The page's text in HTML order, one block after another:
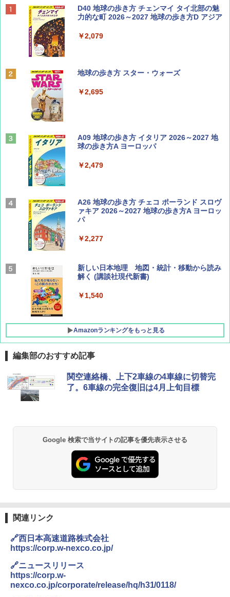
BE-PAL(ビ-パル) 2026年 9 月号【特別付録:
SOTO ミニマル"旅"財布 ランダム2種】
￥1,500
ディズニーファン ２０２６年 ９月号 [雑
山と溪谷 2026年8月号「南アルプス大全」
Coyote No.89 特集 星野道夫 夢見る旅
￥1,540
AIRLINE（エアライン）2026年9月号【特
集】ボーイング110周年を祝して！
￥1,760
D40 地球の歩き方 チェンマイ タイ北部の魅
力的な町 2026～2027 地球の歩き方D アジア
￥2,079
地球の歩き方 スター・ウォーズ
￥2,695
A09 地球の歩き方 イタリア 2026～2027 地
球の歩き方A ヨーロッパ
￥2,479
A26 地球の歩き方 チェコ ポーランド スロヴ
ァキア 2026～2027 地球の歩き方A ヨーロッ
パ
￥2,277
新しい日本地理 地図・統計・移動から読み
解く (講談社現代新書)
￥1,540
Amazonランキングをもっと見る
[キャンパーズコレクション 山善] ポップアッ
プテント 傘みたいに広げて畳める パッとサ
ッとサンシェード キューブ フルクローズ メ
￥6,830
PYKES PEAK (パイクスピーク) 着替えテン
ト プライバシー テント 【中が透けない】 1
人用 折りたたみ 防災グッズ 災害用トイレ ビ
易 トイレテント (グレー)
ENDLESS BASE 《めざましテレビで紹介》
テント ワンタッチ RENEW 幅200 2-3人用 43
熊撃退スプレー 熊よけスプレー 熊スプレー
【日本企業販売】超強力クマ対策スプレー 30
0ml（連続噴射30秒）110ml（連続噴射15
防災用品 長期保存可能 緊急時用 日本国内発
￥3,680
026リニューアル 急速冷凍 空間倍増 衛生的
BUNDOK(バンドック)ソロ ドーム 1 EX BDK
レーム ドーム型 テント
￥-
編集部のおすすめ記事
関空連絡橋、上下2車線の4車線に切替完
了。6車線の完全復旧は4月上旬目標
Google 検索で当サイトの記事を優先表示させる
関連リンク
🔗西日本高速道路株式会社
https://corp.w-nexco.co.jp/
🔗ニュースリリース
https://corp.w-
nexco.co.jp/corporate/release/hq/h31/0118/